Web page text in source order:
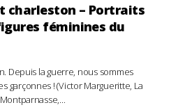
charleston – Portraits
féminines du
Depuis la guerre, nous sommes
garçonnes ! (Victor Margueritte, La